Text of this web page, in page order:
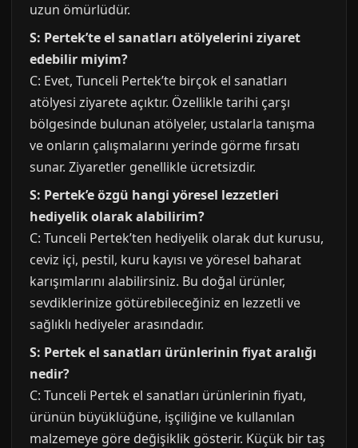
uzun ömürlüdür.
S: Pertek’te el sanatları atölyelerini ziyaret
edebilir miyim?
C: Evet, Tunceli Pertek’te birçok el sanatları
atölyesi ziyarete açıktır. Özellikle tarihi çarşı
bölgesinde bulunan atölyeler, ustalarla tanışma
ve onların çalışmalarını yerinde görme fırsatı
sunar. Ziyaretler genellikle ücretsizdir.
S: Pertek’e özgü hangi yöresel lezzetleri
hediyelik olarak alabilirim?
C: Tunceli Pertek’ten hediyelik olarak dut kurusu,
ceviz içi, pestil, kuru kayısı ve yöresel baharat
karışımlarını alabilirsiniz. Bu doğal ürünler,
sevdiklerinize götürebileceğiniz en lezzetli ve
sağlıklı hediyeler arasındadır.
S: Pertek el sanatları ürünlerinin fiyat aralığı
nedir?
C: Tunceli Pertek el sanatları ürünlerinin fiyatı,
ürünün büyüklüğüne, işçiliğine ve kullanılan
malzemeye göre değişiklik gösterir. Küçük bir taş